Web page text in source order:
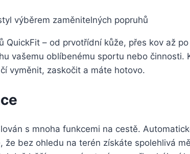
QuickFit – od prvotřídní kůže, přes kov až
vašemu oblíbenému sportu nebo činnosti.
vyměnit, zaskočit a máte hotovo.
s mnoha funkcemi na cestě.
že bez ohledu na terén získáte spolehlivá